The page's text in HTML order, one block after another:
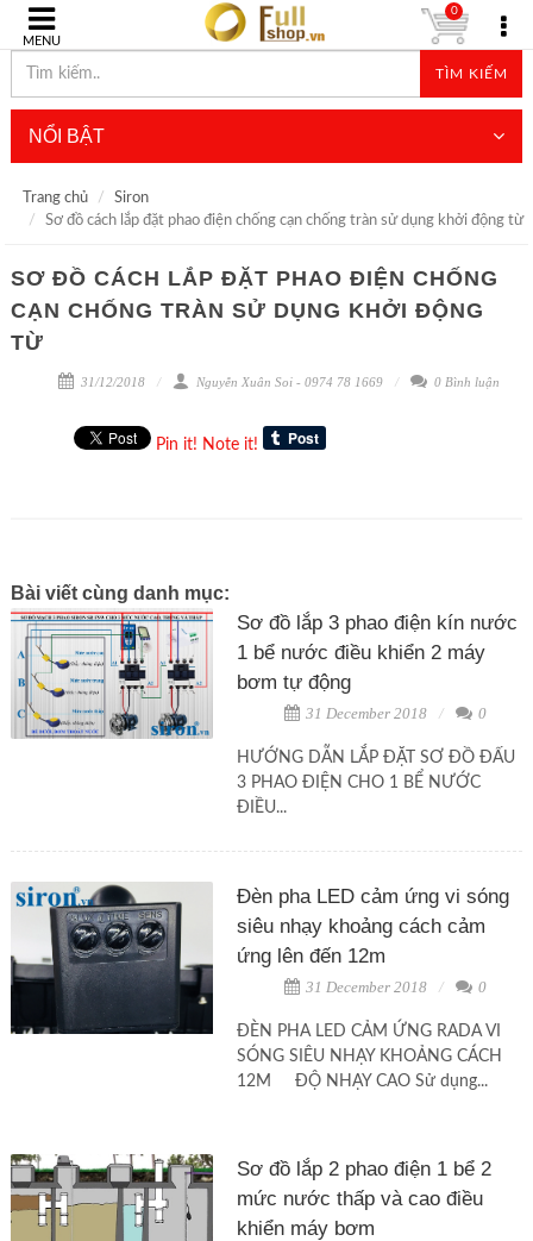
MENU
TÌM KIẾM
0
NỔI BẬT
Trang chủ
Siron
Sơ đồ cách lắp đặt phao điện chống cạn chống tràn sử dụng khởi động từ
SƠ ĐỒ CÁCH LẮP ĐẶT PHAO ĐIỆN CHỐNG
CẠN CHỐNG TRÀN SỬ DỤNG KHỞI ĐỘNG
TỪ
31/12/2018 Nguyễn Xuân Soi - 0974 78 1669 0 Bình luận
Pin it! Note it!
Bài viết cùng danh mục:
Sơ đồ lắp 3 phao điện kín nước
1 bể nước điều khiển 2 máy
bơm tự động
31 December 2018 0
HƯỚNG DẪN LẮP ĐẶT SƠ ĐỒ ĐẤU
3 PHAO ĐIỆN CHO 1 BỂ NƯỚC
ĐIỀU...
Đèn pha LED cảm ứng vi sóng
siêu nhạy khoảng cách cảm
ứng lên đến 12m
31 December 2018 0
ĐÈN PHA LED CẢM ỨNG RADA VI
SÓNG SIÊU NHẠY KHOẢNG CÁCH
12M ĐỘ NHẠY CAO Sử dụng...
Sơ đồ lắp 2 phao điện 1 bể 2
mức nước thấp và cao điều
khiển máy bơm